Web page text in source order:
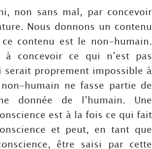
non sans mal, par concevoir
Nous donnons un contenu
contenu est le non-humain.
à concevoir ce qui n’est pas
serait proprement impossible à
humain ne fasse partie de
donnée de l’humain. Une
est à la fois ce qui fait
et peut, en tant que
être saisi par cette